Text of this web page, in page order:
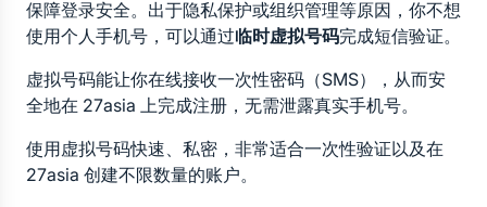
保障登录安全。出于隐私保护或组织管理等原因，你不想
使用个人手机号，可以通过临时虚拟号码完成短信验证。
虚拟号码能让你在线接收一次性密码（SMS），从而安
全地在 27asia 上完成注册，无需泄露真实手机号。
使用虚拟号码快速、私密，非常适合一次性验证以及在
27asia 创建不限数量的账户。